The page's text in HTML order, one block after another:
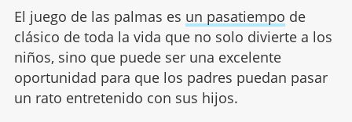
El juego de las palmas es un pasatiempo de
clásico de toda la vida que no solo divierte a los
niños, sino que puede ser una excelente
oportunidad para que los padres puedan pasar
un rato entretenido con sus hijos.